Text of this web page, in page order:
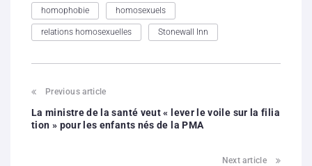
homophobie homosexuels
relations homosexuelles Stonewall Inn
Previous article
La ministre de la santé veut « lever le voile sur la filia
tion » pour les enfants nés de la PMA
Next article